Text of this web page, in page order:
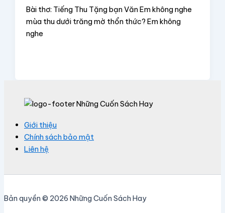
Bài thơ: Tiếng Thu Tặng bạn Văn Em không nghe
mùa thu dưới trăng mờ thổn thức? Em không
nghe
Giới thiệu
Chính sách bảo mật
Liên hệ
Bản quyền © 2026 Những Cuốn Sách Hay